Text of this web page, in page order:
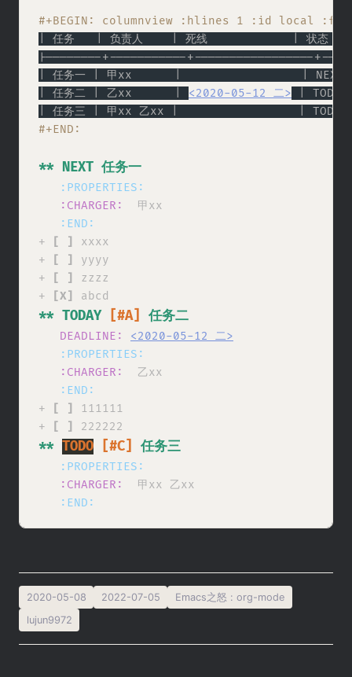
#+BEGIN: columnview :hlines 1 :id local :format
| 任务   | 负责人    | 死线            | 状态  |
|--------+-----------+-----------------
| 任务一 | 甲xx      |                 |
| 任务二 | 乙xx      | <2020-05-12 二> |
| 任务三 | 甲xx 乙xx |                 | TODO
#+END:
** NEXT 任务一
:PROPERTIES:
:CHARGER:
甲xx
:END:
+
[ ]
xxxx
+
[ ]
yyyy
+
[ ]
zzzz
+
[X]
** TODAY [#A] 任务二
DEADLINE:
<2020-05-12 二>
:PROPERTIES:
:CHARGER:
乙xx
:END:
+
[ ]
111111
+
[ ]
** TODO [#C] 任务三
:PROPERTIES:
:CHARGER:
甲xx 乙xx
:END:
2020-05-08 2022-07-05 Emacs之怒 : org-mode
lujun9972